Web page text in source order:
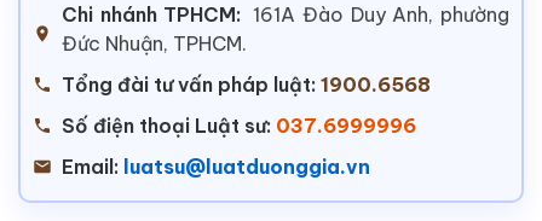
Chi nhánh TPHCM: 161A Đào Duy Anh, phường
Đức Nhuận, TPHCM.
Tổng đài tư vấn pháp luật: 1900.6568
Số điện thoại Luật sư: 037.6999996
Email: luatsu@luatduonggia.vn